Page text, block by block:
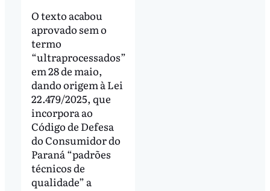
O texto acabou
aprovado sem o
termo
“ultraprocessados”
em 28 de maio,
dando origem à Lei
22.479/2025, que
incorpora ao
Código de Defesa
do Consumidor do
Paraná “padrões
técnicos de
qualidade” a